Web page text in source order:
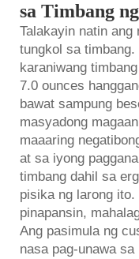
sa Timbang
Talakayin natin ang
tungkol sa
karaniwang
7.0 ounces
bawat sampung
masyadong
maaaring
at sa iyong
timbang dahil sa
pisika ng larong ito.
pinapansin,
Ang pasimula ng
nasa pag-unawa